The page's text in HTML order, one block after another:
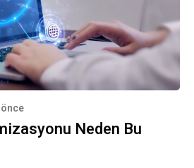
Neden Bu